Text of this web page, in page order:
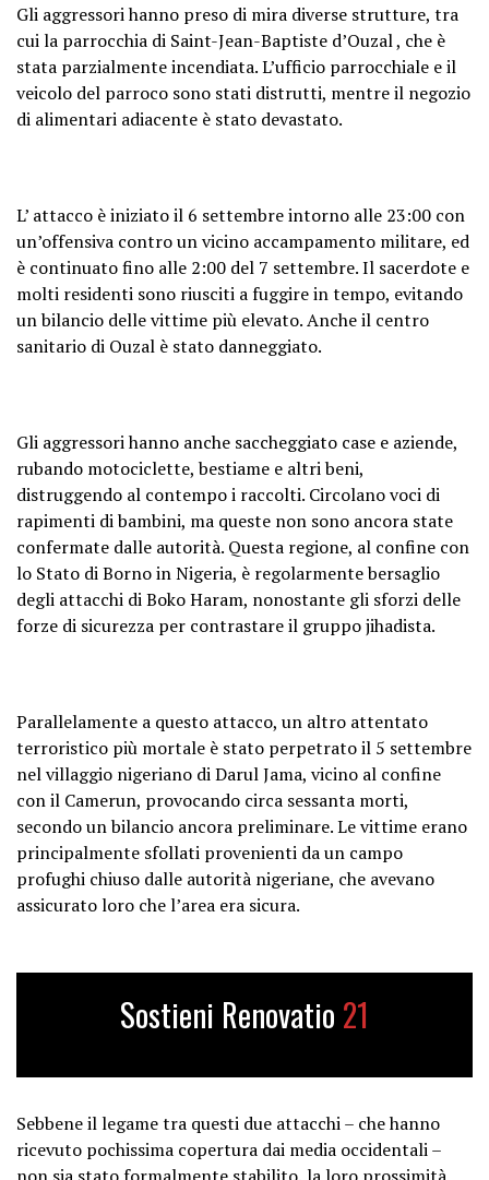
Gli aggressori hanno preso di mira diverse strutture, tra
cui la parrocchia di Saint-Jean-Baptiste d’Ouzal , che è
stata parzialmente incendiata. L’ufficio parrocchiale e il
veicolo del parroco sono stati distrutti, mentre il negozio
di alimentari adiacente è stato devastato.
L’ attacco è iniziato il 6 settembre intorno alle 23:00 con
un’offensiva contro un vicino accampamento militare, ed
è continuato fino alle 2:00 del 7 settembre. Il sacerdote e
molti residenti sono riusciti a fuggire in tempo, evitando
un bilancio delle vittime più elevato. Anche il centro
sanitario di Ouzal è stato danneggiato.
Gli aggressori hanno anche saccheggiato case e aziende,
rubando motociclette, bestiame e altri beni,
distruggendo al contempo i raccolti. Circolano voci di
rapimenti di bambini, ma queste non sono ancora state
confermate dalle autorità. Questa regione, al confine con
lo Stato di Borno in Nigeria, è regolarmente bersaglio
degli attacchi di Boko Haram, nonostante gli sforzi delle
forze di sicurezza per contrastare il gruppo jihadista.
Parallelamente a questo attacco, un altro attentato
terroristico più mortale è stato perpetrato il 5 settembre
nel villaggio nigeriano di Darul Jama, vicino al confine
con il Camerun, provocando circa sessanta morti,
secondo un bilancio ancora preliminare. Le vittime erano
principalmente sfollati provenienti da un campo
profughi chiuso dalle autorità nigeriane, che avevano
assicurato loro che l’area era sicura.
Sostieni Renovatio 21
Sebbene il legame tra questi due attacchi – che hanno
ricevuto pochissima copertura dai media occidentali –